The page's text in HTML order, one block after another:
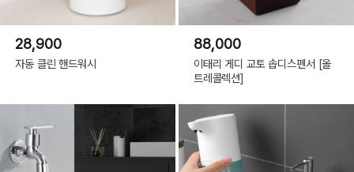
28,900
자동 클린 핸드워시
88,000
이태리 게디 교토 솝디스펜서 [올
트레콜렉션]